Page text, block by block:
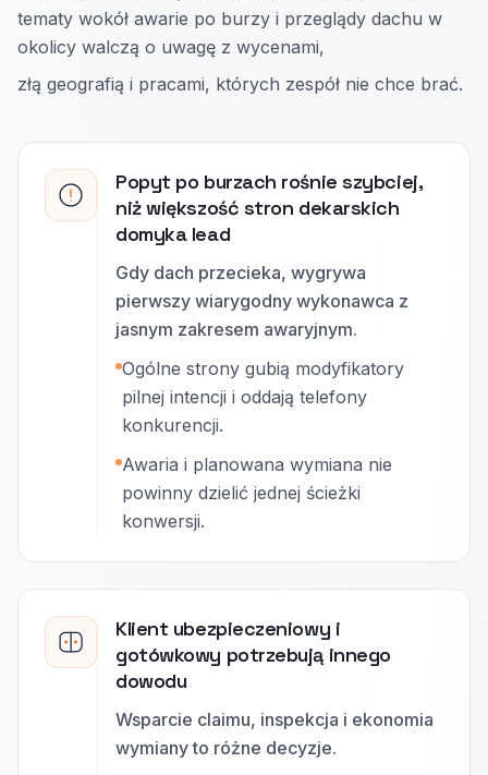
tematy wokół awarie po burzy i przeglądy dachu w
okolicy walczą o uwagę z wycenami,
złą geografią i pracami, których zespół nie chce brać.
Popyt po burzach rośnie szybciej,
niż większość stron dekarskich
domyka lead
Gdy dach przecieka, wygrywa
pierwszy wiarygodny wykonawca z
jasnym zakresem awaryjnym.
Ogólne strony gubią modyfikatory
pilnej intencji i oddają telefony
konkurencji.
Awaria i planowana wymiana nie
powinny dzielić jednej ścieżki
konwersji.
Klient ubezpieczeniowy i
gotówkowy potrzebują innego
dowodu
Wsparcie claimu, inspekcja i ekonomia
wymiany to różne decyzje.